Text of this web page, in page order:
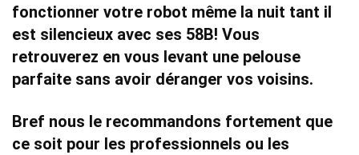
fonctionner votre robot même la nuit tant il
est silencieux avec ses 58B! Vous
retrouverez en vous levant une pelouse
parfaite sans avoir déranger vos voisins.
Bref nous le recommandons fortement que
ce soit pour les professionnels ou les